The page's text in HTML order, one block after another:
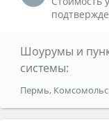
Шоурумы и
системы:
Пермь,